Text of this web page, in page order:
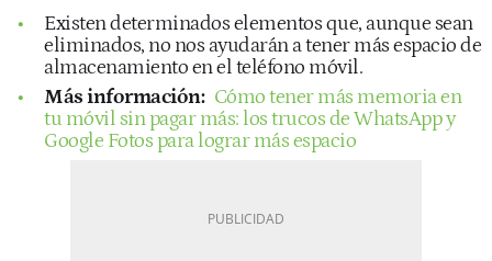
Existen determinados elementos que, aunque sean
eliminados, no nos ayudarán a tener más espacio de
almacenamiento en el teléfono móvil.
Más información: Cómo tener más memoria en
tu móvil sin pagar más: los trucos de WhatsApp y
Google Fotos para lograr más espacio